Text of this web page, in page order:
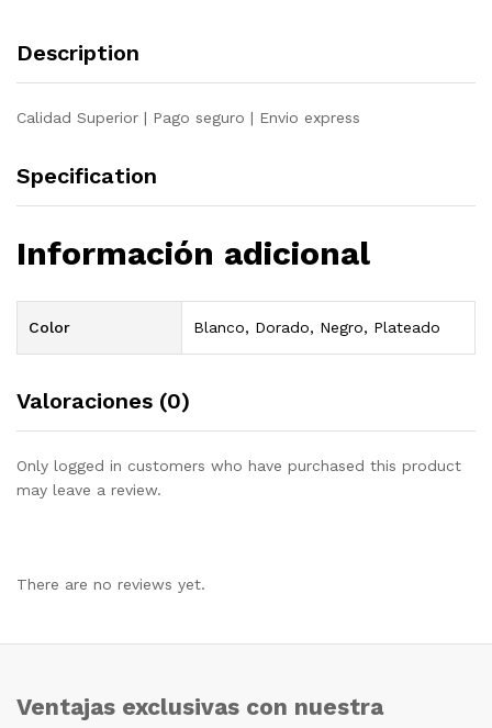
Description
Calidad Superior | Pago seguro | Envio express
Specification
Información adicional
Color Blanco, Dorado, Negro, Plateado
Valoraciones (0)
Only logged in customers who have purchased this product
may leave a review.
There are no reviews yet.
Ventajas exclusivas con nuestra